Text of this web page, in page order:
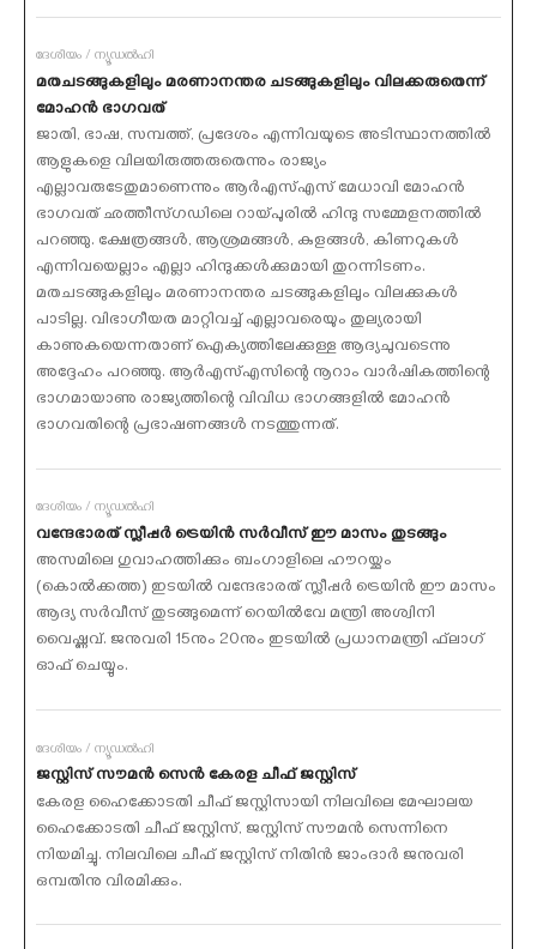
ദേശീയം / ന്യൂഡല്‍ഹി
മതചടങ്ങുകളിലും മരണാനന്തര ചടങ്ങുകളിലും വിലക്കരുതെന്ന്
മോഹന്‍ ഭാഗവത്
ജാതി, ഭാഷ, സമ്പത്ത്, പ്രദേശം എന്നിവയുടെ അടിസ്ഥാനത്തില്‍
ആളുകളെ വിലയിരുത്തരുതെന്നും രാജ്യം
എല്ലാവരുടേതുമാണെന്നും ആര്‍എസ്എസ് മേധാവി മോഹന്‍
ഭാഗവത് ഛത്തീസ്ഗഡിലെ റായ്പുരില്‍ ഹിന്ദു സമ്മേളനത്തില്‍
പറഞ്ഞു. ക്ഷേത്രങ്ങള്‍, ആശ്രമങ്ങള്‍, കുളങ്ങള്‍, കിണറുകള്‍
എന്നിവയെല്ലാം എല്ലാ ഹിന്ദുക്കള്‍ക്കുമായി തുറന്നിടണം.
മതചടങ്ങുകളിലും മരണാനന്തര ചടങ്ങുകളിലും വിലക്കുകള്‍
പാടില്ല. വിഭാഗീയത മാറ്റിവച്ച് എല്ലാവരെയും തുല്യരായി
കാണുകയെന്നതാണ് ഐക്യത്തിലേക്കുള്ള ആദ്യചുവടെന്നു
അദ്ദേഹം പറഞ്ഞു. ആര്‍എസ്എസിന്റെ നൂറാം വാര്‍ഷികത്തിന്റെ
ഭാഗമായാണു രാജ്യത്തിന്റെ വിവിധ ഭാഗങ്ങളില്‍ മോഹന്‍
ഭാഗവതിന്റെ പ്രഭാഷണങ്ങള്‍ നടത്തുന്നത്.
ദേശീയം / ന്യൂഡല്‍ഹി
വന്ദേഭാരത് സ്ലീപ്പര്‍ ട്രെയിന്‍ സര്‍വീസ് ഈ മാസം തുടങ്ങും
അസമിലെ ഗുവാഹത്തിക്കും ബംഗാളിലെ ഹൗറയ്ക്കും
(കൊല്‍ക്കത്ത) ഇടയില്‍ വന്ദേഭാരത് സ്ലീപ്പര്‍ ട്രെയിന്‍ ഈ മാസം
ആദ്യ സര്‍വീസ് തുടങ്ങുമെന്ന് റെയില്‍വേ മന്ത്രി അശ്വിനി
വൈഷ്ണവ്. ജനുവരി 15നും 20നും ഇടയില്‍ പ്രധാനമന്ത്രി ഫ്‌ലാഗ്
ഓഫ് ചെയ്യും.
ദേശീയം / ന്യൂഡല്‍ഹി
ജസ്റ്റിസ് സൗമന്‍ സെന്‍ കേരള ചീഫ് ജസ്റ്റിസ്
കേരള ഹൈക്കോടതി ചീഫ് ജസ്റ്റിസായി നിലവിലെ മേഘാലയ
ഹൈക്കോടതി ചീഫ് ജസ്റ്റിസ്, ജസ്റ്റിസ് സൗമന്‍ സെന്നിനെ
നിയമിച്ചു. നിലവിലെ ചീഫ് ജസ്റ്റിസ് നിതിന്‍ ജാംദാര്‍ ജനുവരി
ഒമ്പതിനു വിരമിക്കും.